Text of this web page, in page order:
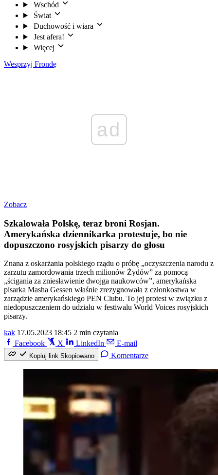
Wschód
Świat
Duchowość i wiara
Jest afera!
Więcej
Wesprzyj Frondę
ad
Zobacz
Szkalowała Polskę, teraz broni Rosjan.
Amerykańska dziennikarka protestuje, bo nie
dopuszczono rosyjskich pisarzy do głosu
Znana z oskarżania polskiego rządu o próbę „oczyszczenia narodu z
zarzutu zamordowania trzech milionów Żydów” za pomocą
„ścigania za zniesławienie dwojga naukowców”, amerykańska
pisarka Masha Gessen właśnie zrezygnowała z członkostwa w
zarządzie amerykańskiego PEN Clubu. To jej protest w związku z
niedopuszczeniem do udziału w festiwalu World Voices rosyjskich
pisarzy.
kak 17.05.2023 18:45 2 min czytania
Facebook
X LinkedIn E-mail
Kopiuj link Skopiowano Komentarze